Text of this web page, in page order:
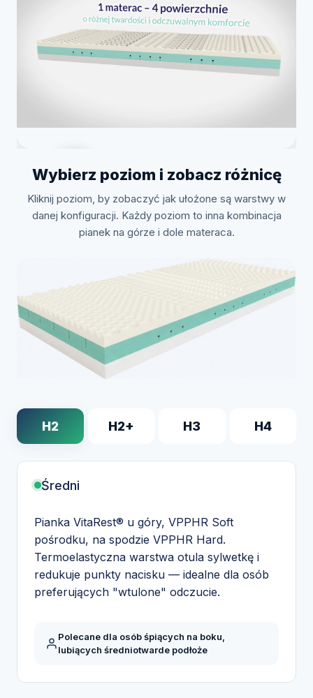
Zobacz jak to zrobić
Wybierz poziom i zobacz różnicę
Kliknij poziom, by zobaczyć jak ułożone są warstwy w
danej konfiguracji. Każdy poziom to inna kombinacja
pianek na górze i dole materaca.
H2 H2+ H3 H4
Średni
Pianka VitaRest® u góry, VPPHR Soft
pośrodku, na spodzie VPPHR Hard.
Termoelastyczna warstwa otula sylwetkę i
redukuje punkty nacisku — idealne dla osób
preferujących "wtulone" odczucie.
Polecane dla osób śpiących na boku,
lubiących średniotwarde podłoże